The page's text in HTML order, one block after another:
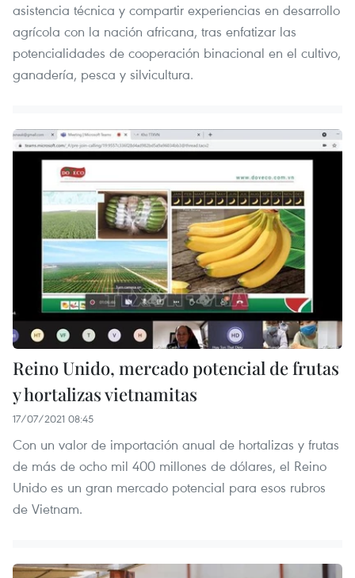
asistencia técnica y compartir experiencias en desarrollo
agrícola con la nación africana, tras enfatizar las
potencialidades de cooperación binacional en el cultivo,
ganadería, pesca y silvicultura.
Reino Unido, mercado potencial de frutas
y hortalizas vietnamitas
17/07/2021 08:45
Con un valor de importación anual de hortalizas y frutas
de más de ocho mil 400 millones de dólares, el Reino
Unido es un gran mercado potencial para esos rubros
de Vietnam.